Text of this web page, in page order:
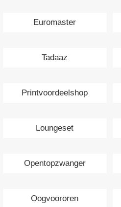
Euromaster
Tadaaz
Printvoordeelshop
Loungeset
Opentopzwanger
Oogvoororen